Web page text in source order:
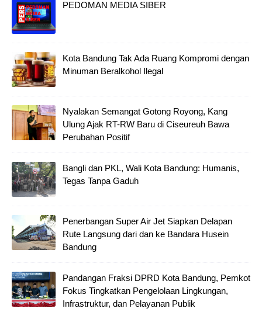
PEDOMAN MEDIA SIBER
Kota Bandung Tak Ada Ruang Kompromi dengan
Minuman Beralkohol Ilegal
Nyalakan Semangat Gotong Royong, Kang
Ulung Ajak RT-RW Baru di Ciseureuh Bawa
Perubahan Positif
Bangli dan PKL, Wali Kota Bandung: Humanis,
Tegas Tanpa Gaduh
Penerbangan Super Air Jet Siapkan Delapan
Rute Langsung dari dan ke Bandara Husein
Bandung
Pandangan Fraksi DPRD Kota Bandung, Pemkot
Fokus Tingkatkan Pengelolaan Lingkungan,
Infrastruktur, dan Pelayanan Publik